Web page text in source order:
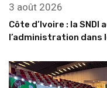
3 août 2026
Côte d’Ivoire : la
l’administration dans